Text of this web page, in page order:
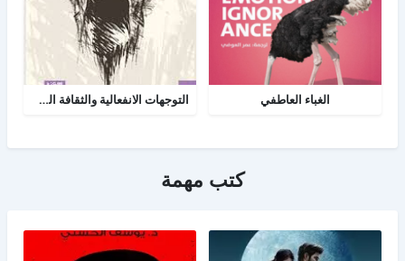
الغباء العاطفي التوجهات الانفعالية والثقافة السياسية
كتب مهمة